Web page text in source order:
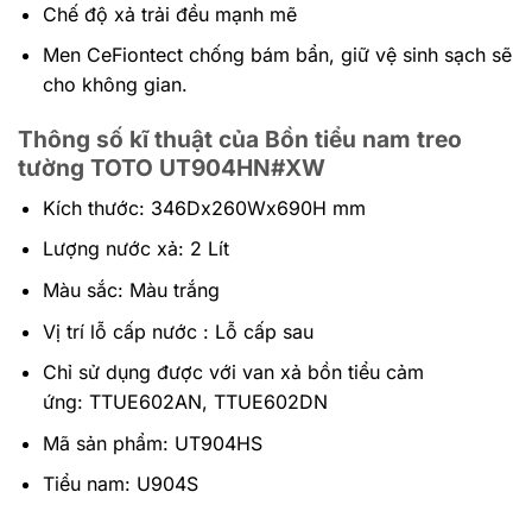
Chế độ xả trải đều mạnh mẽ
Men CeFiontect chống bám bẩn, giữ vệ sinh sạch sẽ
cho không gian.
Thông số kĩ thuật của Bồn tiểu nam treo
tường TOTO UT904HN#XW
Kích thước: 346Dx260Wx690H mm
Lượng nước xả: 2 Lít
Màu sắc: Màu trắng
Vị trí lỗ cấp nước : Lỗ cấp sau
Chỉ sử dụng được với van xả bồn tiểu cảm
ứng: TTUE602AN, TTUE602DN
Mã sản phẩm: UT904HS
Tiểu nam: U904S